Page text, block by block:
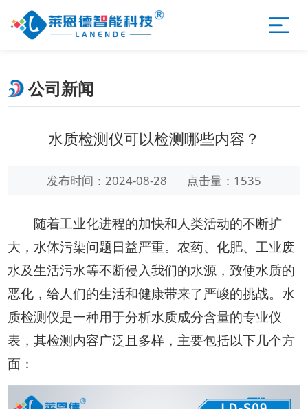
公司新闻
水质检测仪可以检测哪些内容？
发布时间：2024-08-28 点击量：1535
随着工业化进程的加快和人类活动的不断扩
大，水体污染问题日益严重。农药、化肥、工业废
水及生活污水等不断侵入我们的水源，致使水质的
恶化，给人们的生活和健康带来了严峻的挑战。水
质检测仪是一种用于分析水质成分含量的专业仪
表，其检测内容广泛且多样，主要包括以下几个方
面：